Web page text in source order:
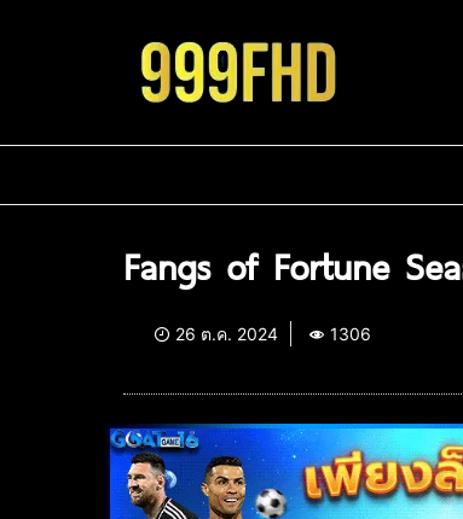
Fangs of Fortune
26 ต.ค. 2024 1306